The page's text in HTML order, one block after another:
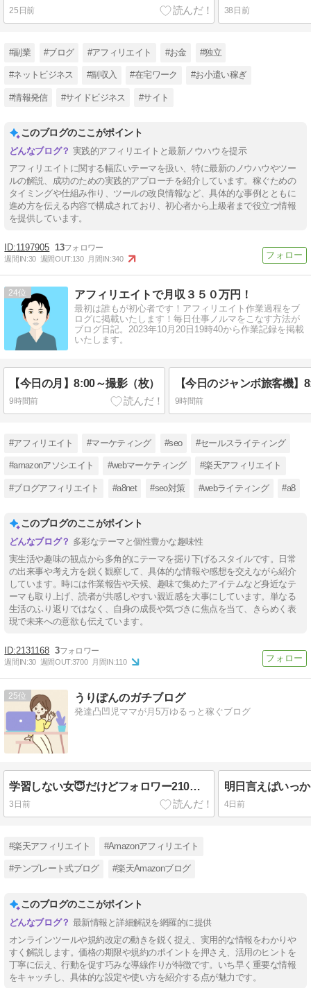
25日前 38日前
#副業 #ブログ #アフィリエイト #お金 #独立
#ネットビジネス #副収入 #在宅ワーク #お小遣い稼ぎ
#情報発信 #サイドビジネス #サイト
このブログのここがポイント
実践的アフィリエイトと最新ノウハウを提示
アフィリエイトに関する幅広いテーマを扱い、特に最新のノウハウやツー
ルの解説、成功のための実践的アプローチを紹介しています。稼ぐための
タイミングや仕組み作り、ツールの改良情報など、具体的な事例とともに
進め方を伝える内容で構成されており、初心者から上級者まで役立つ情報
を提供しています。
1197905 13
週間IN:30 週間OUT:130 月間IN:340
24 アフィリエイトで月収３５０万円！
最初は誰もが初心者です！アフィリエイト作業過程をブ
ログに掲載いたします！毎日仕事ノルマをこなす方法が
ブログ日記。2023年10月20日19時40から作業記録を掲載
いたします。
【今日の月】8:00～撮影（枚）
9時間前 9時間前
#アフィリエイト #マーケティング #seo #セールスライティング
#amazonアソシエイト #webマーケティング #楽天アフィリエイト
#ブログアフィリエイト #a8net #seo対策 #webライティング #a8
このブログのここがポイント
多彩なテーマと個性豊かな趣味性
実生活や趣味の観点から多角的にテーマを掘り下げるスタイルです。日常
の出来事や考え方を鋭く観察して、具体的な情報や感想を交えながら紹介
しています。時には作業報告や天候、趣味で集めたアイテムなど身近なテ
ーマも取り上げ、読者が共感しやすい親近感を大事にしています。単なる
生活のふり返りではなく、自身の成長や気づきに焦点を当て、きらめく表
現で未来への意欲も伝えています。
2131168 3
週間IN:30 週間OUT:3700 月間IN:110
25 うりぽんのガチブログ
発達凸凹児ママが月5万ゆるっと稼ぐブログ
学習しない女😇だけどフォロワー210→420人！！
3日前 4日前
#楽天アフィリエイト #Amazonアフィリエイト
#テンプレート式ブログ #楽天Amazonブログ
このブログのここがポイント
最新情報と詳細解説を網羅的に提供
オンラインツールや規約改定の動きを鋭く捉え、実用的な情報をわかりや
すく解説します。価格の期限や規約のポイントを押さえ、活用のヒントを
丁寧に伝え、行動を促す巧みな導線作りが特徴です。いち早く重要な情報
をキャッチし、具体的な設定や使い方を紹介する点が魅力です。